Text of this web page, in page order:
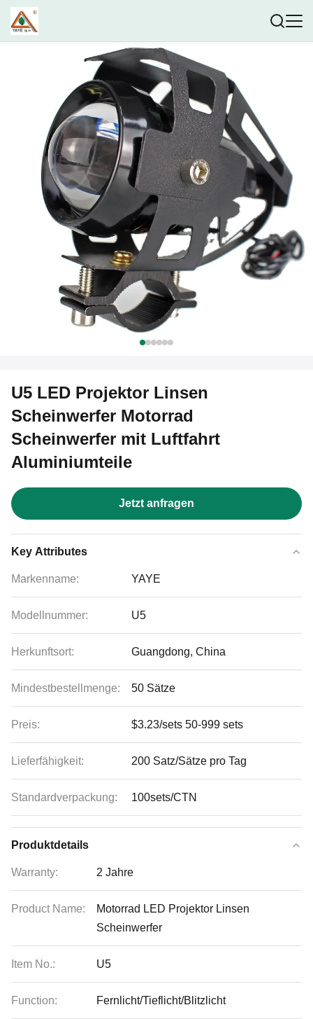
U5 LED Projektor Linsen
Scheinwerfer Motorrad
Scheinwerfer mit Luftfahrt
Aluminiumteile
Jetzt anfragen
Key Attributes
Markenname: YAYE
Modellnummer: U5
Herkunftsort: Guangdong, China
Mindestbestellmenge: 50 Sätze
Preis: $3.23/sets 50-999 sets
Lieferfähigkeit: 200 Satz/Sätze pro Tag
Standardverpackung: 100sets/CTN
Produktdetails
Warranty: 2 Jahre
Product Name:
Motorrad LED Projektor Linsen
Scheinwerfer
Item No.: U5
Function: Fernlicht/Tieflicht/Blitzlicht